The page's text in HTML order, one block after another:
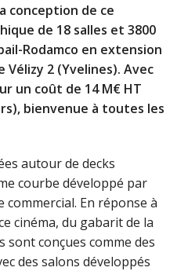
conception de ce
de 18 salles et 3800
Rodamco en extension
2 (Yvelines). Avec
un coût de 14 M€ HT
bienvenue à toutes les
autour de decks
courbe développé par
commercial. En réponse à
cinéma, du gabarit de la
sont conçues comme des
des salons développés